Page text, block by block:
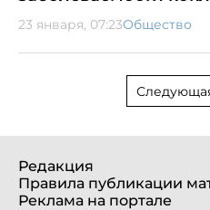
23 января, 07:23Общество
Редакция
Правила публикации
Реклама на портале